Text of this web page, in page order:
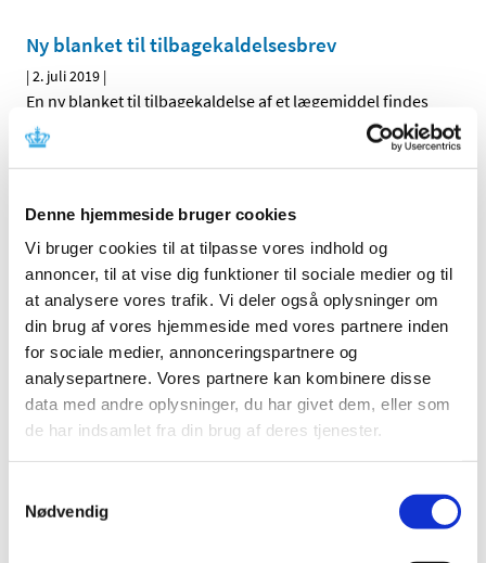
Denne hjemmeside bruger cookies
Vi bruger cookies til at tilpasse vores indhold og
annoncer, til at vise dig funktioner til sociale medier og til
at analysere vores trafik. Vi deler også oplysninger om
din brug af vores hjemmeside med vores partnere inden
for sociale medier, annonceringspartnere og
analysepartnere. Vores partnere kan kombinere disse
data med andre oplysninger, du har givet dem, eller som
de har indsamlet fra din brug af deres tjenester.
Nødvendig
Ny blanket til tilbagekaldelsesbrev
|2. juli 2019 |
En ny blanket til tilbagekaldelse af et lægemiddel findes
nu på Lægemiddelstyrelsen hjemmeside.
androgene og antiandrogene lægemidler
| 1. juli 2019
Medicintilskudsnævnet har revurderet tilskudsstatus for
medicin til ammestop, forhøjet indhold af prolaktin i
Ledig bevilling til Hammel Frijsenborg Apotek
|1. juli 2019|
Bevillingen til at drive Hammel Frijsenborg Apotek er
ledig pr. 1. januar 2020.
ske på apoteket